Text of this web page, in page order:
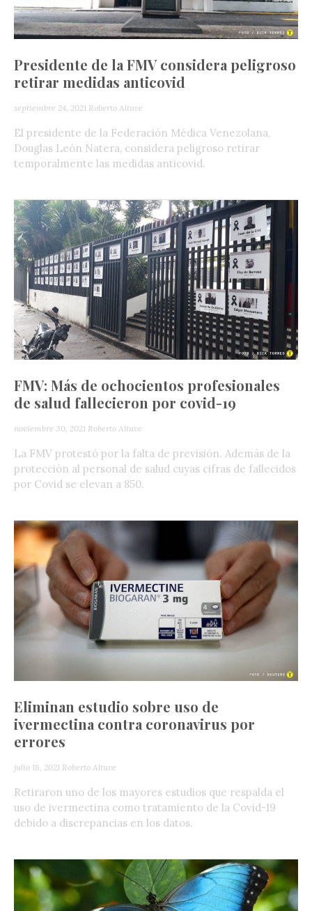
Presidente de la FMV considera peligroso
retirar medidas anticovid
septiembre 24, 2021 Roberto Altuve
El presidente de la Federación Médica Venezolana,
Douglas León Natera, considera peligroso retirar
temporalmente las medidas anticovid.
FMV: Más de ochocientos profesionales
de salud fallecieron por covid-19
noviembre 30, 2021 Roberto Altuve
La FMV protestó por la falta de previsión. Además de la
protección al personal de salud cuyas cifras de fallecidos
por Covid se elevan a 850.
Eliminan estudio sobre uso de
ivermectina contra coronavirus por
errores
julio 18, 2021 Roberto Altuve
Retiraron uno de los mayores estudios que respalda el
uso de ivermectina como tratamiento de la Covid-19
debido a discrepancias en los datos.